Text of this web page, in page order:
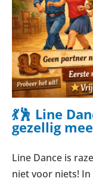
💃🕺 Line
gezellig
Line Dance is
niet voor niets!